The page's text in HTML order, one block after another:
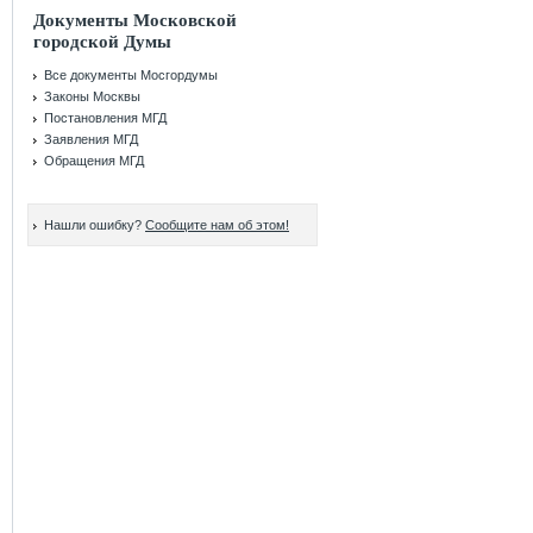
Документы Московской
городской Думы
Все документы Мосгордумы
Законы Москвы
Постановления МГД
Заявления МГД
Обращения МГД
Нашли ошибку? Сообщите нам об этом!